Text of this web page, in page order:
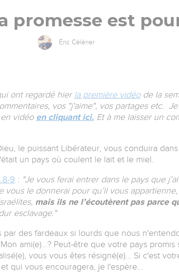
promesse est
Éric Célérier
ont regardé hier la première vidéode la
vos "j'aime", vos partages etc.
vidéo en cliquant ici. Et à me laisser un
le puissant Libérateur, vous conduira
un pays où coulent le lait et le miel.
9 : "Je vous ferai entrer dans le pays que
vous le donnerai pour qu’il vous appartienne,
mais ils ne l’écoutèrent pas parce
esclavage."
par des fardeaux si lourds que nous
ami(e)…? Peut-être que votre pays promis
vous vous êtes résigné(e)... Si c'est
qui vous encouragera, je l'espère...